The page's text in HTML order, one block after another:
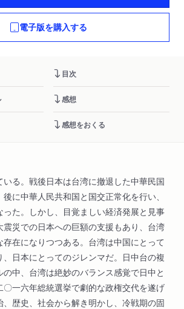
電子版を購入する
目次
感想
感想をおくる
いる。戦後日本は台湾に撤退した中華民国
に中華人民共和国と国交正常化を行い、
った。しかし、目覚ましい経済発展と見事
震災での日本への巨額の支援もあり、台湾
在になりつつある。台湾は中国にとって
日本にとってのジレンマだ。日中台の複
中、台湾は絶妙のバランス感覚で日中と
一六年総統選挙で劇的な政権交代を遂げ
、歴史、社会から解き明かし、冷戦期の固